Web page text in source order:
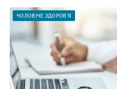
ЧОЛОВІЧЕ ЗДОРОВ'Я